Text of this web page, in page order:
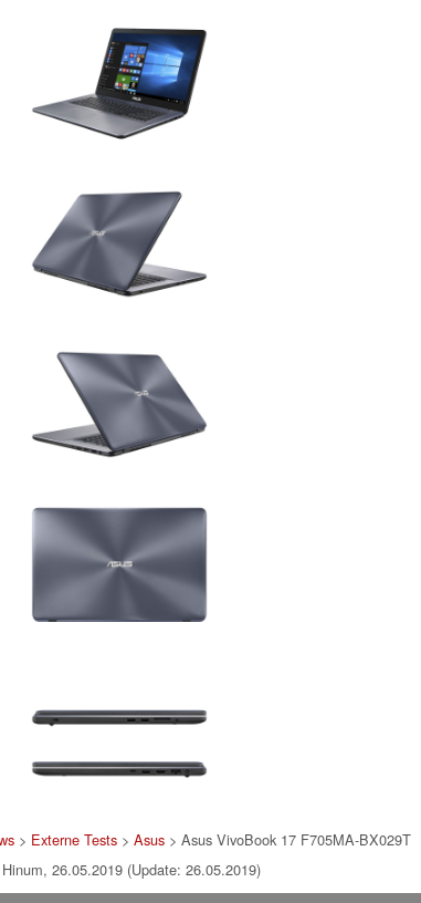
> Externe Tests> Asus> Asus VivoBook 17 F705MA-BX029T
26.05.2019 (Update: 26.05.2019)